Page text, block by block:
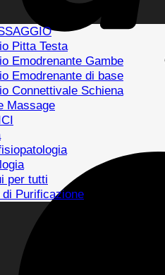
Pitta Testa
Emodrenante Gambe
Emodrenante di base
Connettivale Schiena
Massage
per tutti
Purificazione